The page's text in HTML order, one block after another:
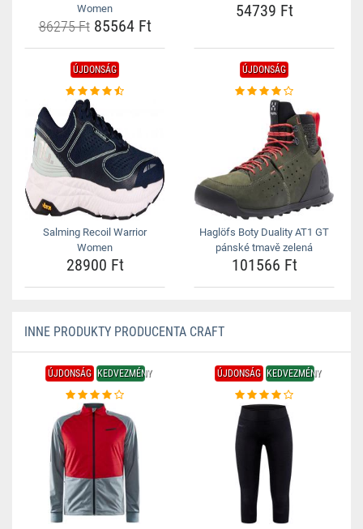
Women
86275 Ft85564 Ft
54739 Ft
ÚJDONSÁG
Salming Recoil Warrior
Women
28900 Ft
ÚJDONSÁG
Haglöfs Boty Duality AT1 GT
pánské tmavě zelená
101566 Ft
INNE PRODUKTY PRODUCENTA CRAFT
ÚJDONSÁG KEDVEZMÉNY ÚJDONSÁG KEDVEZMÉNY